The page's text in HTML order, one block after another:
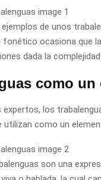
de unos
fonético ocasiona que
dada la
como
expertos, los
utilizan como un
son una